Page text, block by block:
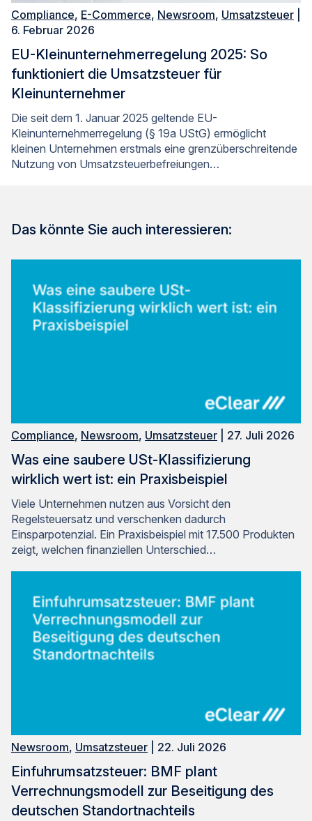
Compliance, E-Commerce, Newsroom, Umsatzsteuer
6. Februar 2026
EU-Kleinunternehmerregelung 2025: So
funktioniert die Umsatzsteuer für
Kleinunternehmer
Die seit dem 1. Januar 2025 geltende EU-
Kleinunternehmerregelung (§ 19a UStG) ermöglicht
kleinen Unternehmen erstmals eine grenzüberschreitende
Nutzung von Umsatzsteuerbefreiungen…
Das könnte Sie auch interessieren:
Compliance, Newsroom, Umsatzsteuer | 27. Juli 2026
Was eine saubere USt-Klassifizierung
wirklich wert ist: ein Praxisbeispiel
Viele Unternehmen nutzen aus Vorsicht den
Regelsteuersatz und verschenken dadurch
Einsparpotenzial. Ein Praxisbeispiel mit 17.500 Produkten
zeigt, welchen finanziellen Unterschied…
Newsroom, Umsatzsteuer | 22. Juli 2026
Einfuhrumsatzsteuer: BMF plant
Verrechnungsmodell zur Beseitigung des
deutschen Standortnachteils